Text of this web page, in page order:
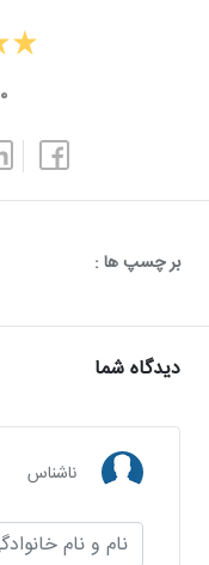
۰
بر چسپ ها :
دیدگاه شما
ناشناس